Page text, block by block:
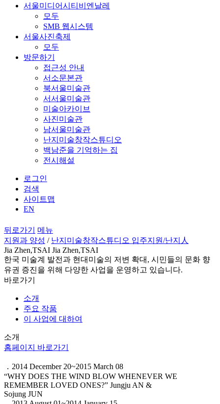
서울미디어시티비엔날레
모두
SMB 웹시스템
서울사진축제
모두
방문하기
접근성 안내
서소문본관
북서울미술관
서서울미술관
미술아카이브
사진미술관
남서울미술관
난지미술창작스튜디오
백남준을 기억하는 집
전시해설
로그인
검색
사이트맵
EN
뒤로가기
메뉴
지원과 양성 / 난지미술창작스튜디오 입주지원/난지人
Jia Zhen,TSAI Jia Zhen,TSAI
한국 미술계 발전과 현대미술의 저변 확대, 시민들의 문화 향
유권 증진을 위해 다양한 사업을 운영하고 있습니다.
바로가기
소개
주요 작품
이 사업에 대하여
소개
홈페이지 바로가기
．2014 December 20~2015 March 08
“WHY DOES THE WIND BLOW WHENEVER WE
REMEMBER LOVED ONES?” Jungju AN &
Sojung JUN